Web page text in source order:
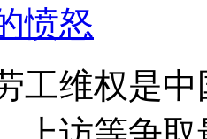
愤怒
工维权是